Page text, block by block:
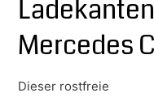
Mercedes
Dieser rostfreie